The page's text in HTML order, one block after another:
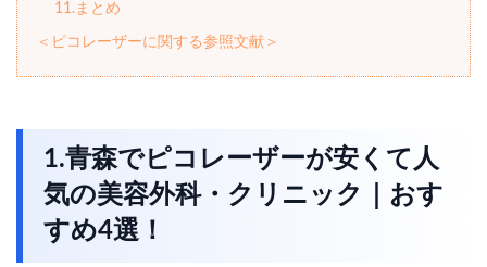
11.まとめ
＜ピコレーザーに関する参照文献＞
1.青森でピコレーザーが安くて人
気の美容外科・クリニック｜おす
すめ4選！